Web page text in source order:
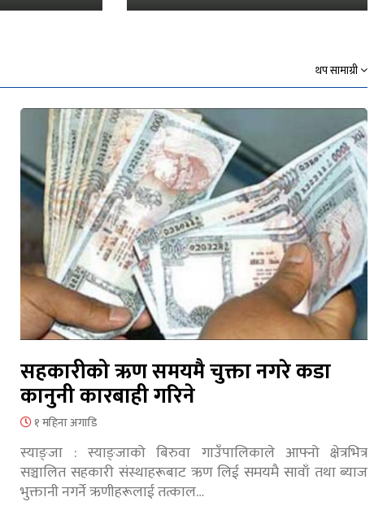
थप सामाग्री
सहकारीको ऋण समयमै चुक्ता नगरे कडा
कानुनी कारबाही गरिने
१ महिना अगाडि
स्याङ्जा : स्याङ्जाको बिरुवा गाउँपालिकाले आफ्नो क्षेत्रभित्र
सञ्चालित सहकारी संस्थाहरूबाट ऋण लिई समयमै सावाँ तथा ब्याज
भुक्तानी नगर्ने ऋणीहरूलाई तत्काल…